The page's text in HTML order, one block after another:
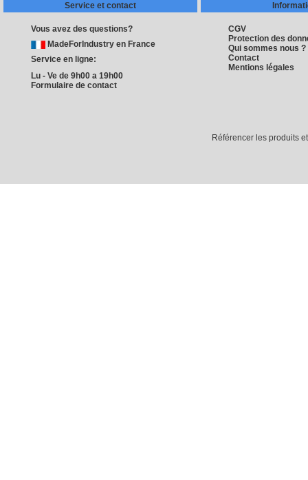
Service et contact
Vous avez des questions?
MadeForIndustry en France
Service en ligne:
Lu - Ve de 9h00 a 19h00
Formulaire de contact
CGV
Protection des
Qui sommes nous ?
Contact
Mentions légales
Référencer les produits